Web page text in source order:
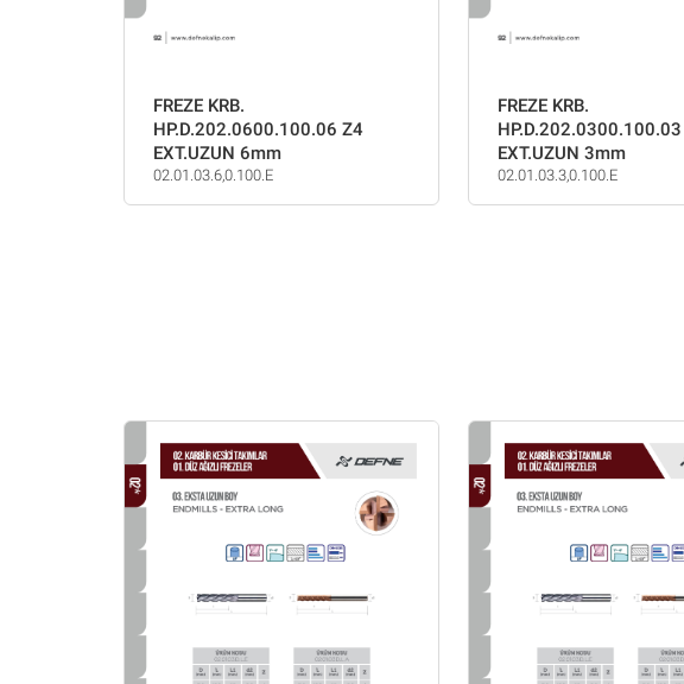
FREZE KRB.
HP.D.202.0600.100.06 Z4
EXT.UZUN 6mm
02.01.03.6,0.100.E
FREZE KRB.
EXT.UZUN 3mm
02.01.03.3,0.100.E